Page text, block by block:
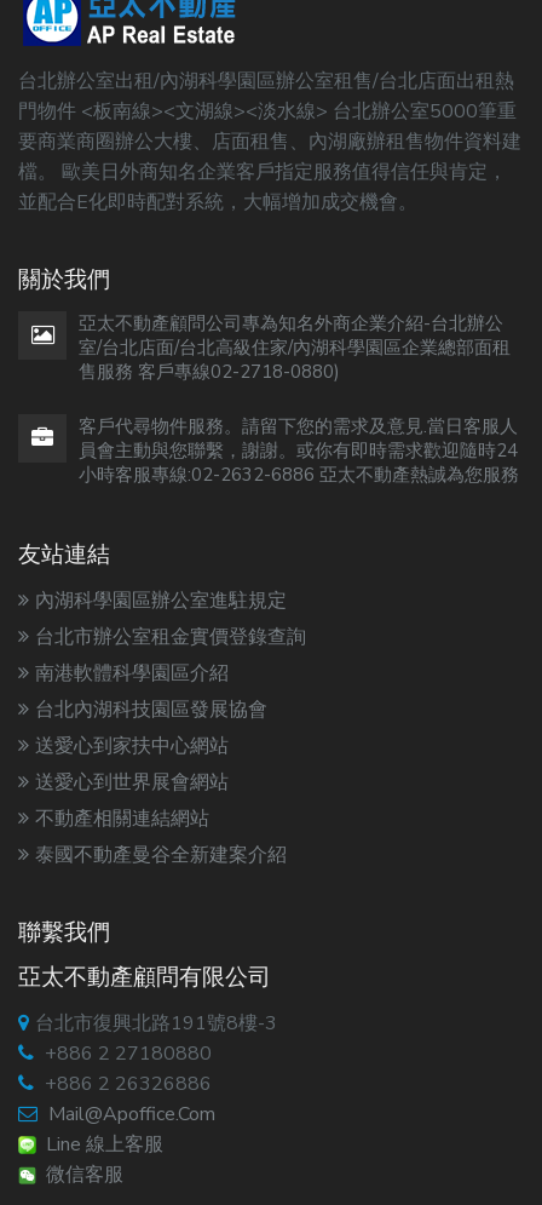
台北辦公室出租/內湖科學園區辦公室租售/台北店面出租熱
門物件 <板南線><文湖線><淡水線> 台北辦公室5000筆重
要商業商圈辦公大樓、店面租售、內湖廠辦租售物件資料建
檔。 歐美日外商知名企業客戶指定服務值得信任與肯定，
並配合E化即時配對系統，大幅增加成交機會。
關於我們
亞太不動產顧問公司專為知名外商企業介紹-台北辦公
室/台北店面/台北高級住家/內湖科學園區企業總部面租
售服務 客戶專線02-2718-0880)
客戶代尋物件服務。請留下您的需求及意見.當日客服人
員會主動與您聯繫，謝謝。或你有即時需求歡迎隨時24
小時客服專線:02-2632-6886 亞太不動產熱誠為您服務
友站連結
內湖科學園區辦公室進駐規定
台北市辦公室租金實價登錄查詢
南港軟體科學園區介紹
台北內湖科技園區發展協會
送愛心到家扶中心網站
送愛心到世界展會網站
不動產相關連結網站
泰國不動產曼谷全新建案介紹
聯繫我們
亞太不動產顧問有限公司
台北市復興北路191號8樓-3
+886 2 27180880
+886 2 26326886
Mail@apoffice.com
Line 線上客服
微信客服